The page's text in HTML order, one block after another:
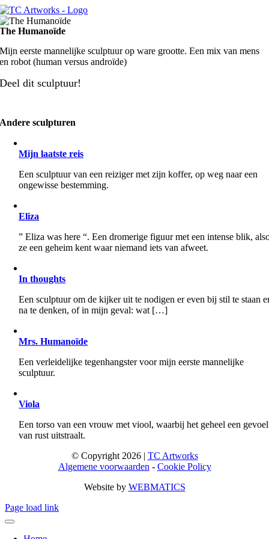
Skip
to
content
The Humanoïde
Mijn eerste mannelijke sculptuur op ware grootte. Een mix van mens
en robot (human versus androïde)
Deel dit sculptuur!
Andere sculpturen
Mijn laatste reis
Een sculptuur van een reiziger met zijn koffer, op weg naar een
ongewisse bestemming.
Eliza
” Eliza was here “. Een dromerige figuur met een intense blik,
ze een geheim kent waar niemand iets van afweet.
In thoughts
Een sculptuur om de kijker uit te nodigen er even bij stil te staan
na te denken, of in mijn geval: wat […]
Mrs. Humanoïde
Een verleidelijke tegenhangster voor mijn eerste mannelijke
sculptuur.
Viola
Een torso van een vrouw met viool, waarbij het geheel een gevoel
van rust uitstraalt.
© Copyright 2026 | TC Artworks
Algemene voorwaarden - Cookie Policy
Website by WEBMATICS
Page load link